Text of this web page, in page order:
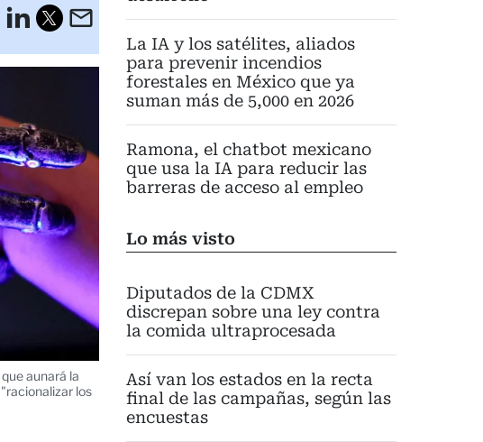
La IA y los satélites, aliados
para prevenir incendios
forestales en México que ya
suman más de 5,000 en 2026
Ramona, el chatbot mexicano
que usa la IA para reducir las
barreras de acceso al empleo
Lo más visto
Diputados de la CDMX
discrepan sobre una ley contra
la comida ultraprocesada
Así van los estados en la recta
final de las campañas, según las
encuestas
LinkedInEmail
aunará la
los